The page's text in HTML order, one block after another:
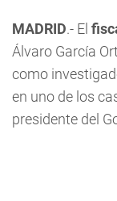
MADRID.- El
Álvaro García
como
en uno de los
presidente del